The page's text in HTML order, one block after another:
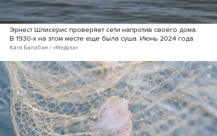
Эрнест Шлисерис проверяет сети напротив своего дома.
В 1930-х на этом месте еще была суша. Июнь 2024 года
Катя Балабан / «Медуза»